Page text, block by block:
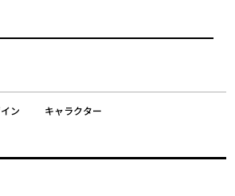
ン キャラクター